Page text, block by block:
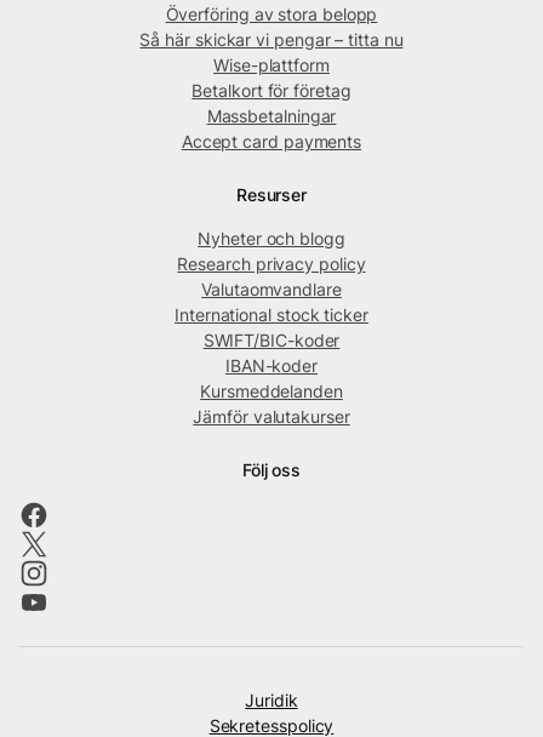
Överföring av stora belopp
Så här skickar vi pengar – titta nu
Wise-plattform
Betalkort för företag
Massbetalningar
Accept card payments
Resurser
Nyheter och blogg
Research privacy policy
Valutaomvandlare
International stock ticker
SWIFT/BIC-koder
IBAN-koder
Kursmeddelanden
Jämför valutakurser
Följ oss
Juridik
Sekretesspolicy